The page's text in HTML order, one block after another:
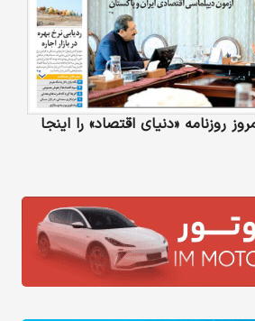
روزنامه «دنیای‌ اقتصاد» را اینجا